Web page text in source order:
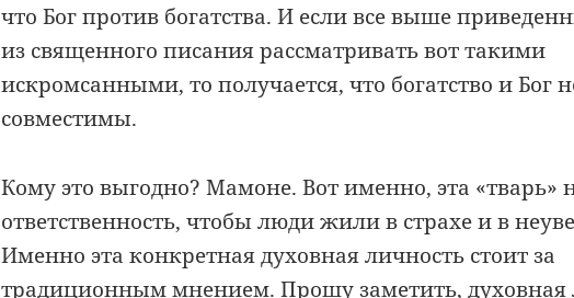
что Бог против богатства. И если все выше
из священного писания рассматривать вот такими
искромсанными, то получается, что богатство и Бог
совместимы.
Кому это выгодно? Мамоне. Вот именно, эта «тварь»
ответственность, чтобы люди жили в страхе и в
Именно эта конкретная духовная личность стоит за
традиционным мнением. Прошу заметить, духовная